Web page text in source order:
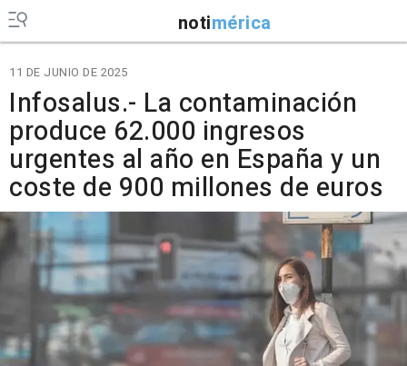
notimérica
11 DE JUNIO DE 2025
Infosalus.- La contaminación
produce 62.000 ingresos
urgentes al año en España y un
coste de 900 millones de euros